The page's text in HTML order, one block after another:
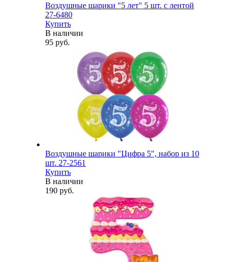
Воздушные шарики "5 лет" 5 шт. с лентой
27-6480
Купить
В наличии
95 руб.
Воздушные шарики "Цифра 5", набор из 10
шт. 27-2561
Купить
В наличии
190 руб.